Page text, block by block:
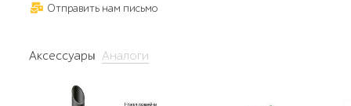
Отправить нам письмо
Аксессуары Аналоги